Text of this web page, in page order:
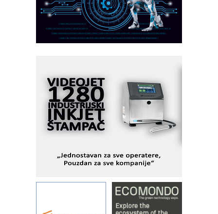
Razvoj asortimanskog pravca MINI-
PLC AKYTEC
AUKOM: Svetski standard metrologije
dostupan u Srbiji
I.SAFE MOBILE revolucioniše
industrijsku automatizaciju
pionirskimmobile operator PANEL-OM
Fleksibilno stezanje i brzo
podešavanje u proizvodnji prototipova
KIP KOP – napredna rešenja za
objekte
Alba d.o.o. – 35 godina preciznosti u
IBeRTIM - oprema za ispitivanje
kontrole kvaliteta